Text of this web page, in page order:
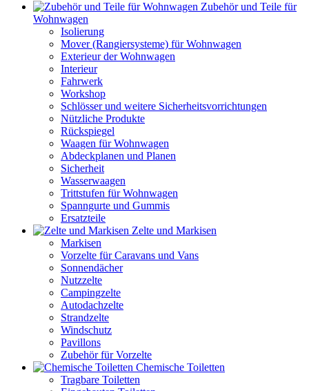
Zubehör und Teile für
Wohnwagen
Isolierung
Mover (Rangiersysteme) für Wohnwagen
Exterieur der Wohnwagen
Interieur
Fahrwerk
Workshop
Schlösser und weitere Sicherheitsvorrichtungen
Nützliche Produkte
Rückspiegel
Waagen für Wohnwagen
Abdeckplanen und Planen
Sicherheit
Wasserwaagen
Trittstufen für Wohnwagen
Spanngurte und Gummis
Ersatzteile
Zelte und Markisen
Markisen
Vorzelte für Caravans und Vans
Sonnendächer
Nutzzelte
Campingzelte
Autodachzelte
Strandzelte
Windschutz
Pavillons
Zubehör für Vorzelte
Chemische Toiletten
Tragbare Toiletten